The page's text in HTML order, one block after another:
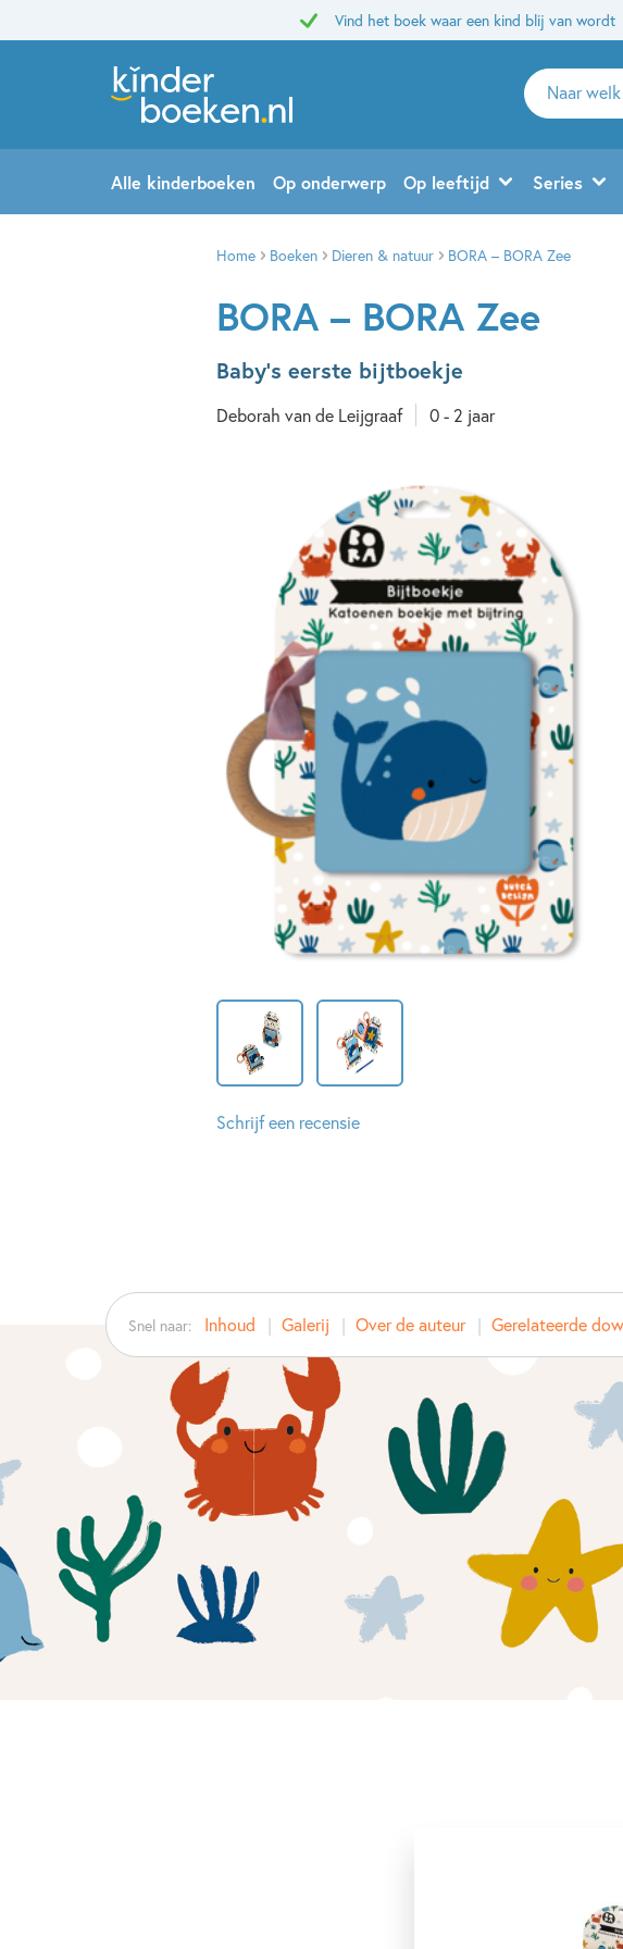
Vind het boek waar een kind blij van wordt
Zoeken
naar
en
uitgevers
Alle kinderboeken Op onderwerp Op leeftijd Series
Home Boeken Dieren & natuur BORA – BORA Zee
BORA – BORA Zee
Baby's eerste bijtboekje
Deborah van de Leijgraaf 0 - 2 jaar
Schrijf een recensie
Snel naar: Inhoud Galerij Over de auteur Gerelateerde